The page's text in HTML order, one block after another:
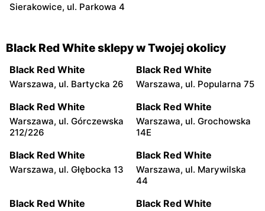
Sierakowice, ul. Parkowa 4
Black Red White sklepy w Twojej okolicy
Black Red White
Warszawa, ul. Bartycka 26
Black Red White
Warszawa, ul. Popularna 75
Black Red White
Warszawa, ul. Górczewska
212/226
Black Red White
Warszawa, ul. Grochowska
14E
Black Red White
Warszawa, ul. Głębocka 13
Black Red White
Warszawa, ul. Marywilska
44
Black Red White Black Red White